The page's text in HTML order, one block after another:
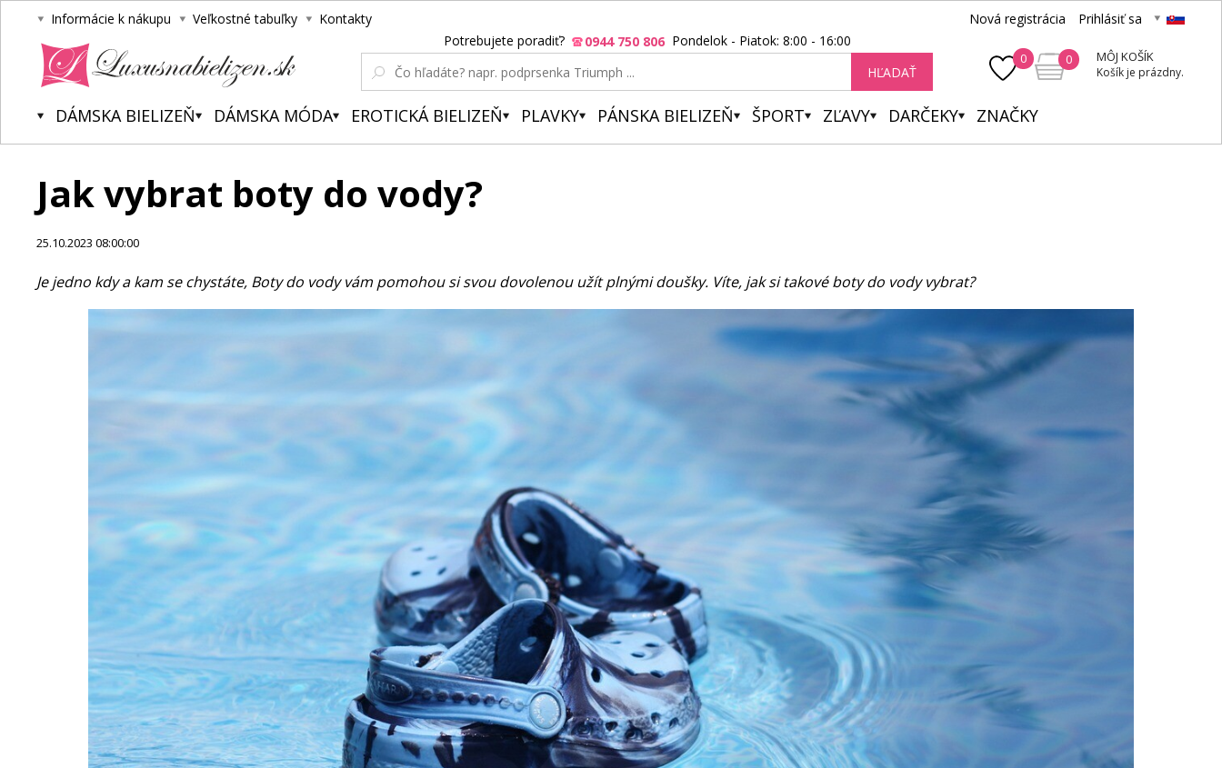
Informácie k nákupu Veľkostné tabuľky Kontakty Nová registrácia Prihlásiť sa
0 0 MÔJ KOŠÍK
Košík je prázdny.
Potrebujete poradiť? 0944 750 806 Pondelok - Piatok: 8:00 - 16:00
HĽADAŤ
DÁMSKA BIELIZEŇ DÁMSKA MÓDA EROTICKÁ BIELIZEŇ PLAVKY PÁNSKA BIELIZEŇ ŠPORT ZĽAVY DARČEKY ZNAČKY
Jak vybrat boty do vody?
25.10.2023 08:00:00
Je jedno kdy a kam se chystáte, Boty do vody vám pomohou si svou dovolenou užít plnými doušky. Víte, jak si takové boty do vody vybrat?